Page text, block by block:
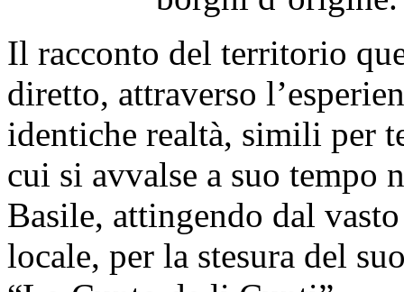
Il racconto del territorio
diretto, attraverso
identiche realtà, simili per
cui si avvalse a suo tempo
Basile, attingendo dal
locale, per la stesura del